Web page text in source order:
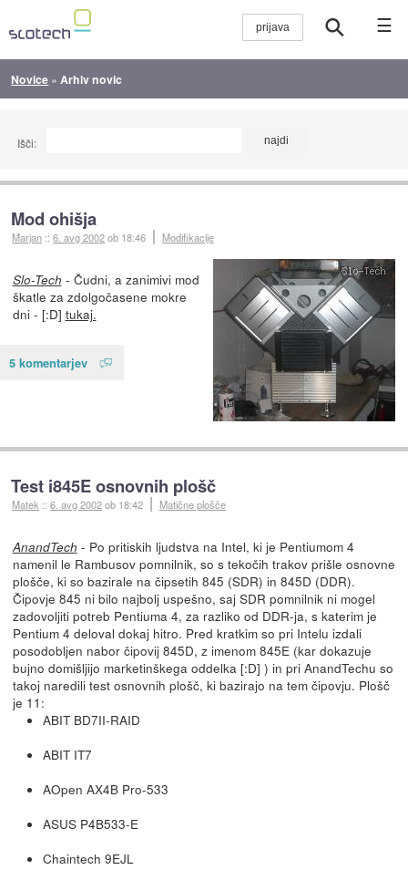
☰
Novice » Arhiv novic
Išči:
Mod ohišja
Marjan ::6. avg 2002ob 18:46 Modifikacije
Slo-Tech - Čudni, a zanimivi mod
škatle za zdolgočasene mokre
dni - [:D] tukaj.
5 komentarjev
Test i845E osnovnih plošč
Matek ::6. avg 2002ob 18:42 Matične plošče
AnandTech - Po pritiskih ljudstva na Intel, ki je Pentiumom 4
namenil le Rambusov pomnilnik, so s tekočih trakov prišle osnovne
plošče, ki so bazirale na čipsetih 845 (SDR) in 845D (DDR).
Čipovje 845 ni bilo najbolj uspešno, saj SDR pomnilnik ni mogel
zadovoljiti potreb Pentiuma 4, za razliko od DDR-ja, s katerim je
Pentium 4 deloval dokaj hitro. Pred kratkim so pri Intelu izdali
posodobljen nabor čipovij 845D, z imenom 845E (kar dokazuje
bujno domišljijo marketinškega oddelka [:D] ) in pri AnandTechu so
takoj naredili test osnovnih plošč, ki bazirajo na tem čipovju. Plošč
je 11:
ABIT BD7II-RAID
ABIT IT7
AOpen AX4B Pro-533
ASUS P4B533-E
Chaintech 9EJL